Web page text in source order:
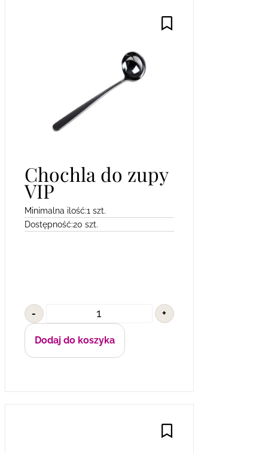
Chochla do zupy
VIP
Minimalna ilość:1 szt.
Dostępność:20 szt.
- +
Dodaj do koszyka